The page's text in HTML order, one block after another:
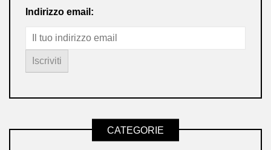
Indirizzo email:
CATEGORIE